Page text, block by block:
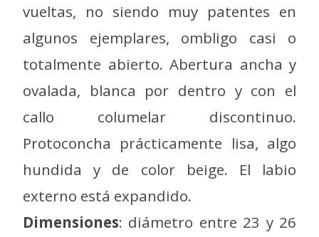
vueltas, no siendo muy patentes en
algunos ejemplares, ombligo casi o
totalmente abierto. Abertura ancha y
ovalada, blanca por dentro y con el
callo columelar discontinuo.
Protoconcha prácticamente lisa, algo
hundida y de color beige. El labio
externo está expandido.
Dimensiones: diámetro entre 23 y 26